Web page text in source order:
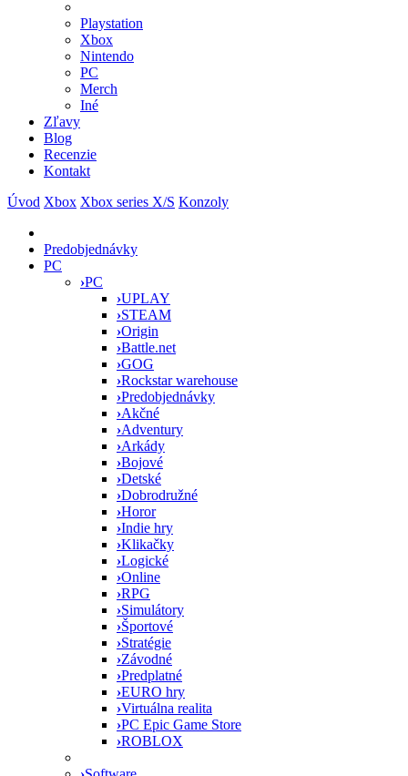
Playstation
Xbox
Nintendo
PC
Merch
Iné
Zľavy
Blog
Recenzie
Kontakt
Úvod Xbox Xbox series X/S Konzoly
Predobjednávky
PC
›PC
›UPLAY
›STEAM
›Origin
›Battle.net
›GOG
›Rockstar warehouse
›Predobjednávky
›Akčné
›Adventury
›Arkády
›Bojové
›Detské
›Dobrodružné
›Horor
›Indie hry
›Klikačky
›Logické
›Online
›RPG
›Simulátory
›Športové
›Stratégie
›Závodné
›Predplatné
›EURO hry
›Virtuálna realita
›PC Epic Game Store
›ROBLOX